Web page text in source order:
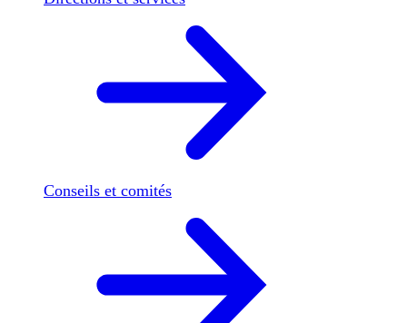
Conseils et comités